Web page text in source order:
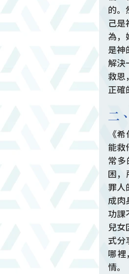
的。
己是
為，
是神
解決
救恩
正確
二
《
能救
常
困，
罪人
成肉
功課
兒女
式分
哪
情。